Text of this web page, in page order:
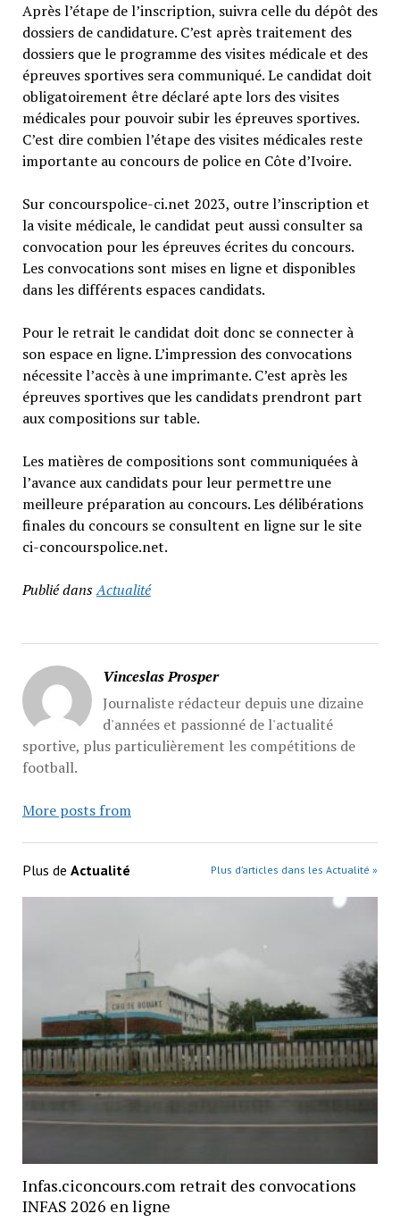
Après l’étape de l’inscription, suivra celle du dépôt des
dossiers de candidature. C’est après traitement des
dossiers que le programme des visites médicale et des
épreuves sportives sera communiqué. Le candidat doit
obligatoirement être déclaré apte lors des visites
médicales pour pouvoir subir les épreuves sportives.
C’est dire combien l’étape des visites médicales reste
importante au concours de police en Côte d’Ivoire.
Sur concourspolice-ci.net 2023, outre l’inscription et
la visite médicale, le candidat peut aussi consulter sa
convocation pour les épreuves écrites du concours.
Les convocations sont mises en ligne et disponibles
dans les différents espaces candidats.
Pour le retrait le candidat doit donc se connecter à
son espace en ligne. L’impression des convocations
nécessite l’accès à une imprimante. C’est après les
épreuves sportives que les candidats prendront part
aux compositions sur table.
Les matières de compositions sont communiquées à
l’avance aux candidats pour leur permettre une
meilleure préparation au concours. Les délibérations
finales du concours se consultent en ligne sur le site
ci-concourspolice.net.
Publié dansActualité
Vinceslas Prosper
Journaliste rédacteur depuis une dizaine
d'années et passionné de l'actualité
sportive, plus particulièrement les compétitions de
football.
More posts from
Plus de Actualité Plus d’articles dans les Actualité »
Infas.ciconcours.com retrait des convocations
INFAS 2026 en ligne